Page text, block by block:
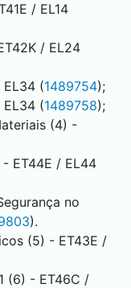
/ EL14
/ EL24
(1489754);
(1489758);
(4) -
ET44E / EL44
no
).
(5) - ET43E /
(6) - ET46C /